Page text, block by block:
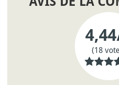
4,44
(18